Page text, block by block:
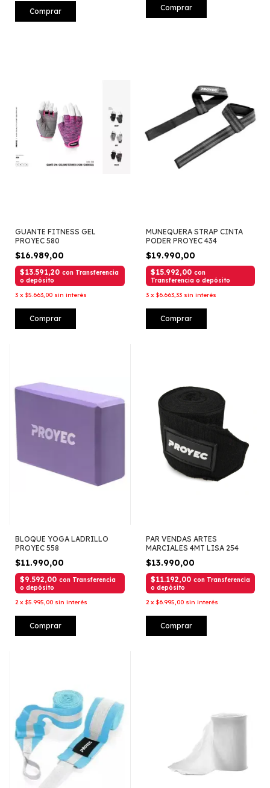
Comprar Comprar
GUANTE FITNESS GEL
PROYEC 580
$16.989,00
$13.591,20 con Transferencia
o depósito
3 x $5.663,00 sin interés
Comprar
MUNEQUERA STRAP CINTA
PODER PROYEC 434
$19.990,00
$15.992,00 con
Transferencia o depósito
3 x $6.663,33 sin interés
Comprar
BLOQUE YOGA LADRILLO
PROYEC 558
$11.990,00
$9.592,00 con Transferencia
o depósito
2 x $5.995,00 sin interés
Comprar
PAR VENDAS ARTES
MARCIALES 4MT LISA 254
$13.990,00
$11.192,00 con Transferencia
o depósito
2 x $6.995,00 sin interés
Comprar